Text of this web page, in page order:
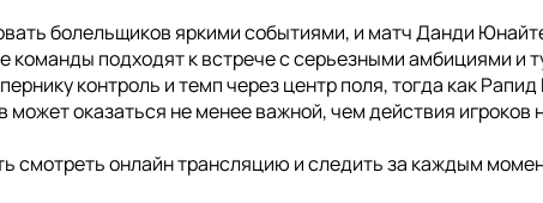
болельщиков яркими событиями, и матч Данди
команды подходят к встрече с серьезными амбициями и
контроль и темп через центр поля, тогда как
может оказаться не менее важной, чем действия
смотреть онлайн трансляцию и следить за каждым